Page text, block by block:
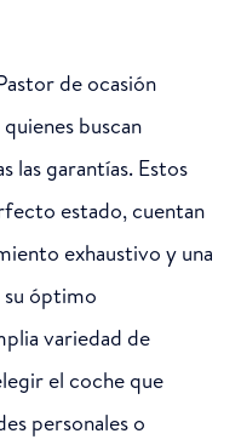
de ocasión
buscan
las garantías. Estos
estado, cuentan
exhaustivo y una
su óptimo
variedad de
el coche que
personales o